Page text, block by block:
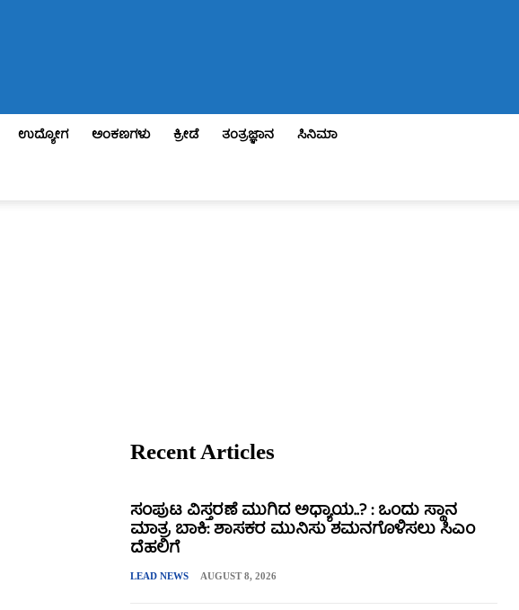
ಉದ್ಯೋಗ ಅಂಕಣಗಳು ಕ್ರೀಡೆ ತಂತ್ರಜ್ಞಾನ
ಸಿನಿಮಾ
Recent Articles
ಸಂಪುಟ ವಿಸ್ತರಣೆ ಮುಗಿದ ಅಧ್ಯಾಯ..? : ಒಂದು ಸ್ಥಾನ
ಮಾತ್ರ ಬಾಕಿ: ಶಾಸಕರ ಮುನಿಸು ಶಮನಗೊಳಿಸಲು ಸಿಎಂ
ದೆಹಲಿಗೆ
LEAD NEWS AUGUST 8, 2026